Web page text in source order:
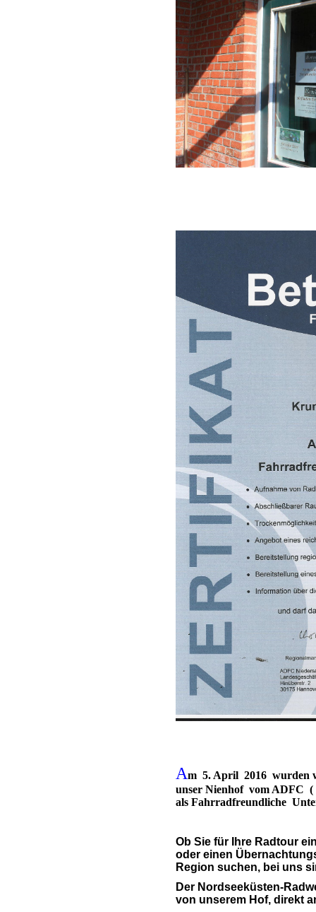
Am 5. April 2016 wurden
unser Nienhof vom ADFC (
als Fahrradfreundliche
Ob Sie für Ihre Radtour
oder einen
Region suchen, bei uns
Der Nordseeküsten-
von unserem Hof, direkt